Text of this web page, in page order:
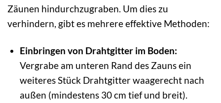
Zäunen hindurchzugraben. Um dies zu
verhindern, gibt es mehrere effektive Methoden:
Einbringen von Drahtgitter im Boden:
Vergrabe am unteren Rand des Zauns ein
weiteres Stück Drahtgitter waagerecht nach
außen (mindestens 30 cm tief und breit).